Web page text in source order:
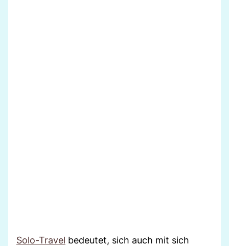
Solo-Travel bedeutet, sich auch mit sich